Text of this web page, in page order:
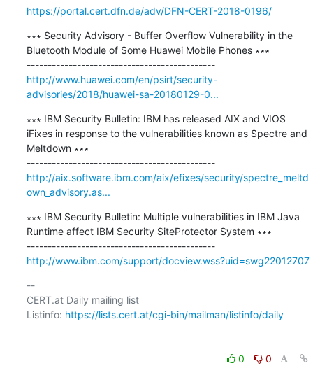
https://portal.cert.dfn.de/adv/DFN-CERT-2018-0196/
∗∗∗ Security Advisory - Buffer Overflow Vulnerability in the
Bluetooth Module of Some Huawei Mobile Phones ∗∗∗
---------------------------------------------
http://www.huawei.com/en/psirt/security-
advisories/2018/huawei-sa-20180129-0...
∗∗∗ IBM Security Bulletin: IBM has released AIX and VIOS
iFixes in response to the vulnerabilities known as Spectre and
Meltdown ∗∗∗
---------------------------------------------
http://aix.software.ibm.com/aix/efixes/security/spectre_meltd
own_advisory.as...
∗∗∗ IBM Security Bulletin: Multiple vulnerabilities in IBM Java
Runtime affect IBM Security SiteProtector System ∗∗∗
---------------------------------------------
http://www.ibm.com/support/docview.wss?uid=swg22012707
--
CERT.at Daily mailing list
Listinfo: https://lists.cert.at/cgi-bin/mailman/listinfo/daily
0 0